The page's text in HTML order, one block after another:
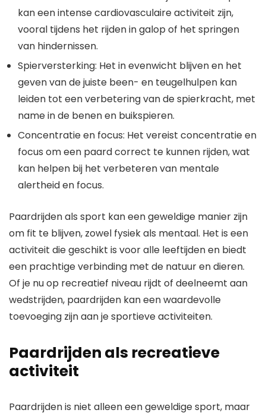
kan een intense cardiovasculaire activiteit zijn,
vooral tijdens het rijden in galop of het springen
van hindernissen.
Spierversterking: Het in evenwicht blijven en het
geven van de juiste been- en teugelhulpen kan
leiden tot een verbetering van de spierkracht, met
name in de benen en buikspieren.
Concentratie en focus: Het vereist concentratie en
focus om een paard correct te kunnen rijden, wat
kan helpen bij het verbeteren van mentale
alertheid en focus.
Paardrijden als sport kan een geweldige manier zijn
om fit te blijven, zowel fysiek als mentaal. Het is een
activiteit die geschikt is voor alle leeftijden en biedt
een prachtige verbinding met de natuur en dieren.
Of je nu op recreatief niveau rijdt of deelneemt aan
wedstrijden, paardrijden kan een waardevolle
toevoeging zijn aan je sportieve activiteiten.
Paardrijden als recreatieve
activiteit
Paardrijden is niet alleen een geweldige sport, maar